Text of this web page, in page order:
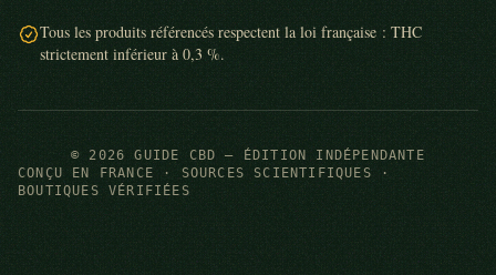
Tous les produits référencés respectent la loi française : THC
strictement inférieur à 0,3 %.
© 2026 GUIDE CBD — ÉDITION INDÉPENDANTE
CONÇU EN FRANCE · SOURCES SCIENTIFIQUES ·
BOUTIQUES VÉRIFIÉES